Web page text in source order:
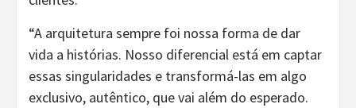
“A arquitetura sempre foi nossa forma de dar
vida a histórias. Nosso diferencial está em captar
essas singularidades e transformá-las em algo
exclusivo, autêntico, que vai além do esperado.